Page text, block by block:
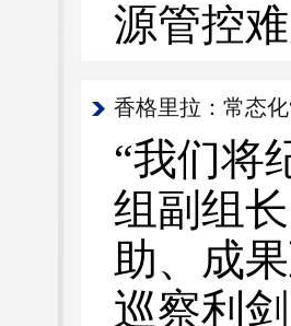
源管控
香格里拉：常态
“我们将
组副组
助、成
巡察利